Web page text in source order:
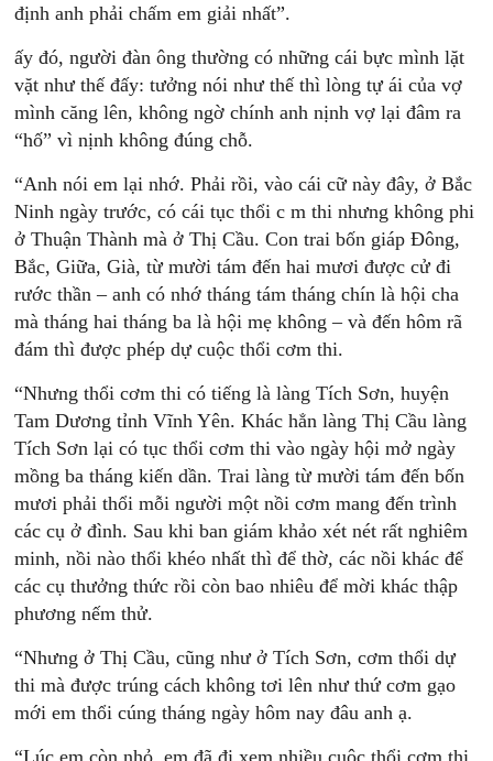
định anh phải chấm em giải nhất”.
ấy đó, người đàn ông thường có những cái bực mình lặt
vặt như thế đấy: tưởng nói như thế thì lòng tự ái của vợ
mình căng lên, không ngờ chính anh nịnh vợ lại đâm ra
“hố” vì nịnh không đúng chỗ.
“Anh nói em lại nhớ. Phải rồi, vào cái cữ này đây, ở Bắc
Ninh ngày trước, có cái tục thổi c m thi nhưng không phi
ở Thuận Thành mà ở Thị Cầu. Con trai bốn giáp Đông,
Bắc, Giữa, Già, từ mười tám đến hai mươi được cử đi
rước thần – anh có nhớ tháng tám tháng chín là hội cha
mà tháng hai tháng ba là hội mẹ không – và đến hôm rã
đám thì được phép dự cuộc thổi cơm thi.
“Nhưng thổi cơm thi có tiếng là làng Tích Sơn, huyện
Tam Dương tỉnh Vĩnh Yên. Khác hẳn làng Thị Cầu làng
Tích Sơn lại có tục thổi cơm thi vào ngày hội mở ngày
mồng ba tháng kiến dần. Trai làng từ mười tám đến bốn
mươi phải thổi mỗi người một nồi cơm mang đến trình
các cụ ở đình. Sau khi ban giám khảo xét nét rất nghiêm
minh, nồi nào thổi khéo nhất thì để thờ, các nồi khác để
các cụ thưởng thức rồi còn bao nhiêu để mời khác thập
phương nếm thử.
“Nhưng ở Thị Cầu, cũng như ở Tích Sơn, cơm thổi dự
thi mà được trúng cách không tơi lên như thứ cơm gạo
mới em thổi cúng tháng ngày hôm nay đâu anh ạ.
“Lúc em còn nhỏ, em đã đi xem nhiều cuộc thổi cơm thi